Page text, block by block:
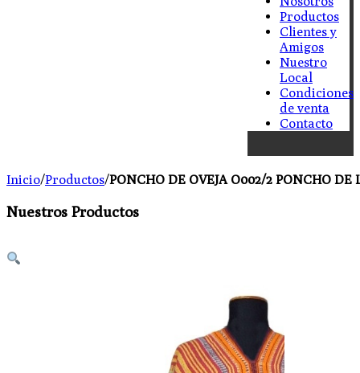
Productos
Clientes y
Amigos
Nuestro
Local
Condiciones
de venta
Contacto
Inicio/Productos/PONCHO DE OVEJA O002/2 PONCHO
Nuestros Productos